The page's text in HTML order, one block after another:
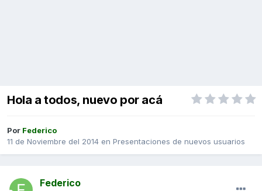
Hola a todos, nuevo por acá
Por Federico
11 de Noviembre del 2014 en Presentaciones de nuevos usuarios
Federico